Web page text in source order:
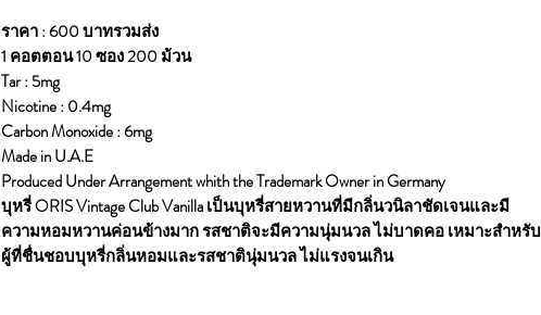
ราคา : 600 บาทรวมส่ง
1 คอตตอน 10 ซอง 200 ม้วน
Tar : 5mg
Nicotine : 0.4mg
Carbon Monoxide : 6mg
Made in U.A.E
Produced Under Arrangement whith the Trademark Owner in Germany
บุหรี่ ORIS Vintage Club Vanilla เป็นบุหรี่สายหวานที่มีกลิ่นวนิลาชัดเจนและมี
ความหอมหวานค่อนข้างมาก รสชาติจะมีความนุ่มนวล ไม่บาดคอ เหมาะสำหรับ
ผู้ที่ชื่นชอบบุหรี่กลิ่นหอมและรสชาตินุ่มนวล ไม่แรงจนเกิน